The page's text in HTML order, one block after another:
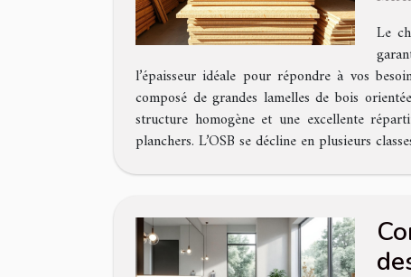
Le
l’épaisseur idéale pour répondre à vos
composé de grandes lamelles de bois
structure homogène et une excellente
planchers. L’OSB se décline en plusieurs